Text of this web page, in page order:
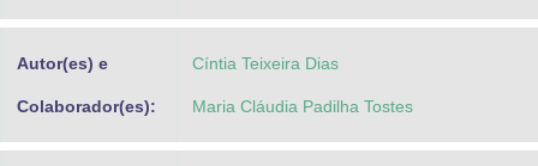
Autor(es) e
Colaborador(es):
Cíntia Teixeira Dias
Maria Cláudia Padilha Tostes